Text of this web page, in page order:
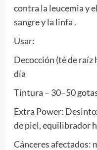
contra la leucemia y
sangre y la linfa .
Usar:
Decocción (té de raíz
día
Tintura – 30–50
Extra Power:
de piel, equilibrador
Cánceres afectados: